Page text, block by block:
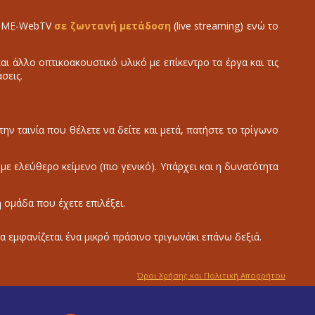
WebTV σε ζωντανή μετάδοση (live streaming) ενώ το
οπτικοακουστικό υλικό με επίκεντρο τα έργα και τις
ταινία που θέλετε να δείτε και μετά, πατήστε το τρίγωνο
ελεύθερο κείμενο (πιο γενικό). Υπάρχει και η δυνατότητα
που έχετε επιλέξει.
ένα μικρό πράσινο τριγωνάκι επάνω δεξιά.
Όροι Χρήσης και Πολιτική Απορρήτου